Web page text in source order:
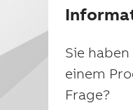
Sie
einem
Frage?